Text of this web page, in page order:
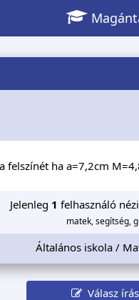
felszínét ha a=7,2cm
Jelenleg 1 felhasználó
matek, segítség,
Általános iskola /
Válasz